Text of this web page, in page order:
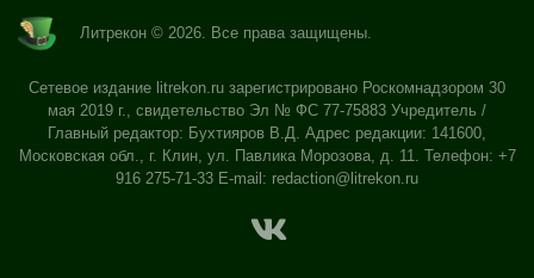
Литрекон © 2026. Все права защищены.
Сетевое издание litrekon.ru зарегистрировано Роскомнадзором 30
мая 2019 г., свидетельство Эл № ФС 77-75883 Учредитель /
Главный редактор: Бухтияров В.Д. Адрес редакции: 141600,
Московская обл., г. Клин, ул. Павлика Морозова, д. 11. Телефон: +7
916 275-71-33 E-mail: redaction@litrekon.ru